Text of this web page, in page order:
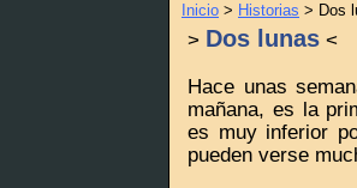
Inicio > Historias > Dos
> Dos lunas <
Hace unas
mañana, es la
es muy inferior
pueden verse